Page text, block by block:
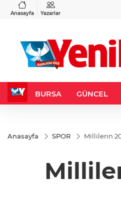
Anasayfa Yazarlar
%-0,22
BURSA GÜNCEL
Anasayfa SPOR Millilerin